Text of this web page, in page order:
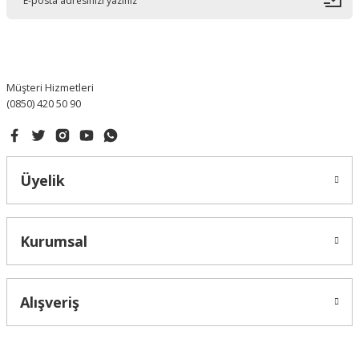
Müşteri Hizmetleri
(0850) 420 50 90
Üyelik
Kurumsal
Alışveriş